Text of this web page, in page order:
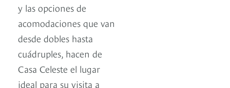
y las opciones de
acomodaciones que van
desde dobles hasta
cuádruples, hacen de
Casa Celeste el lugar
ideal para su visita a